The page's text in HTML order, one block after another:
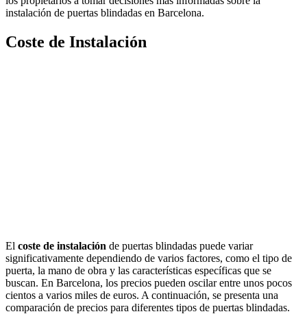
instalación de puertas blindadas en Barcelona.
Coste de Instalación
El coste de instalación de puertas blindadas puede variar
significativamente dependiendo de varios factores, como el tipo de
puerta, la mano de obra y las características específicas que se
buscan. En Barcelona, los precios pueden oscilar entre unos pocos
cientos a varios miles de euros. A continuación, se presenta una
comparación de precios para diferentes tipos de puertas blindadas.